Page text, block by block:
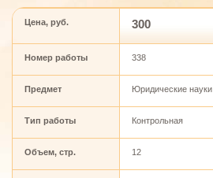
Цена, руб. 300
Номер работы 338
Предмет Юридические науки
Тип работы Контрольная
Объем, стр. 12